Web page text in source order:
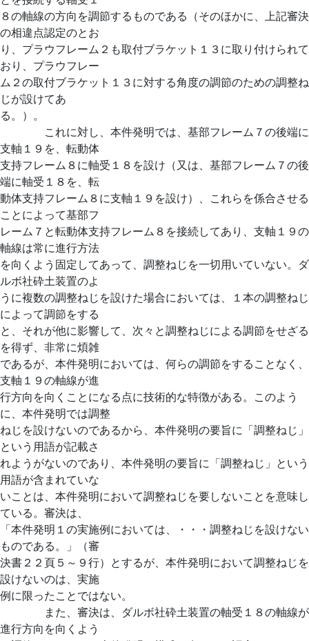
８の軸線の方向を調節するものである（そのほかに、上記審決
の相違点認定のとお
り、プラウフレーム２も取付ブラケット１３に取り付けられて
おり、プラウフレー
ム２の取付ブラケット１３に対する角度の調節のための調整ね
じが設けてあ
る。）。
これに対し、本件発明では、基部フレーム７の後端に
支軸１９を、転動体
支持フレーム８に軸受１８を設け（又は、基部フレーム７の後
端に軸受１８を、転
動体支持フレーム８に支軸１９を設け）、これらを係合させる
ことによって基部フ
レーム７と転動体支持フレーム８を接続してあり、支軸１９の
軸線は常に進行方法
を向くよう固定してあって、調整ねじを一切用いていない。ダ
ルボ社砕土装置のよ
うに複数の調整ねじを設けた場合においては、１本の調整ねじ
によって調節をする
と、それが他に影響して、次々と調整ねじによる調節をせざる
を得ず、非常に煩雑
であるが、本件発明においては、何らの調節をすることなく、
支軸１９の軸線が進
行方向を向くことになる点に技術的な特徴がある。このよう
に、本件発明では調整
ねじを設けないのであるから、本件発明の要旨に「調整ねじ」
という用語が記載さ
れようがないのであり、本件発明の要旨に「調整ねじ」という
用語が含まれていな
いことは、本件発明において調整ねじを要しないことを意味し
ている。審決は、
「本件発明１の実施例においては、・・・調整ねじを設けない
ものである。」（審
決書２２頁５～９行）とするが、本件発明において調整ねじを
設けないのは、実施
例に限ったことではない。
また、審決は、ダルボ社砕土装置の軸受１８の軸線が
進行方向を向くよう